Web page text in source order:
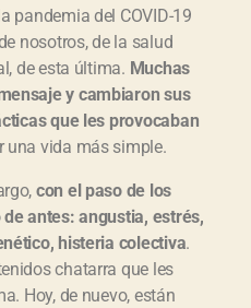
pandemia del COVID-19
nosotros, de la salud
de esta última. Muchas
y cambiaron sus
que les provocaban
vida más simple.
con el paso de los
antes: angustia, estrés,
histeria colectiva.
chatarra que les
Hoy, de nuevo, están